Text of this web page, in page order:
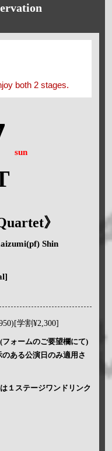
both 2 stages.
sun
》
Shin
学割¥2,300]
ォームのご要望欄にて)
ある公演日のみ適用さ
１ステージワンドリンク